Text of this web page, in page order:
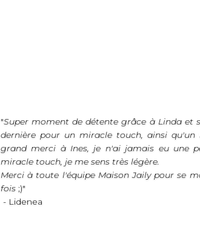
"Super moment de détente grâce à Linda et
dernière pour un miracle touch, ainsi
grand merci à Ines, je n'ai jamais eu une
miracle touch, je me sens très légère.
Merci à toute l'équipe Maison Jaily pour se
fois;)"
- Lidenea